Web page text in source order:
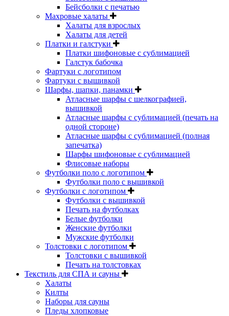
Бейсболки с печатью
Махровые халаты
Халаты для взрослых
Халаты для детей
Платки и галстуки
Платки шифоновые с сублимацией
Галстук бабочка
Фартуки с логотипом
Фартуки с вышивкой
Шарфы, шапки, панамки
Атласные шарфы с шелкографией,
вышивкой
Атласные шарфы с сублимацией (печать на
одной стороне)
Атласные шарфы с сублимацией (полная
запечатка)
Шарфы шифоновые с сублимацией
Флисовые наборы
Футболки поло с логотипом
Футболки поло с вышивкой
Футболки с логотипом
Футболки с вышивкой
Печать на футболках
Белые футболки
Женские футболки
Мужские футболки
Толстовки с логотипом
Толстовки с вышивкой
Печать на толстовках
Текстиль для СПА и сауны
Халаты
Килты
Наборы для сауны
Пледы хлопковые